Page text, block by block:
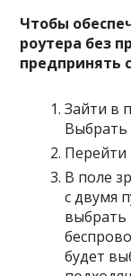
Чтобы
роутера без
предпринять
Зайти в
Выбрать
Перейти
В поле
с двумя
выбрать
будет